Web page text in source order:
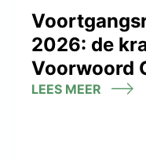
2026: de
Voorwoord
LEES MEER